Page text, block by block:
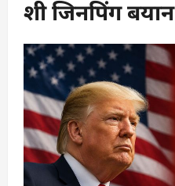
शी जिनपिंग बयान